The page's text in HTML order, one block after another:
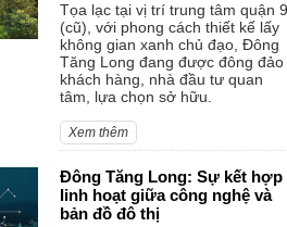
Tọa lạc tại vị trí trung tâm quận 9
(cũ), với phong cách thiết kế lấy
không gian xanh chủ đạo, Đông
Tăng Long đang được đông đảo
khách hàng, nhà đầu tư quan
tâm, lựa chọn sở hữu.
Xem thêm
Đông Tăng Long: Sự kết hợp
linh hoạt giữa công nghệ và
bản đồ đô thị